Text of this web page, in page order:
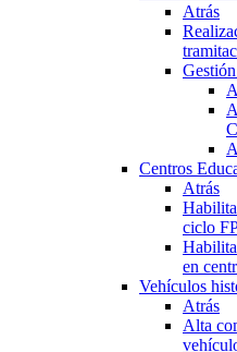
Atrás
Centros
Atrás
ciclo
en
Vehículos
Atrás
Alta